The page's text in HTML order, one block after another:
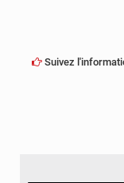
Suivez